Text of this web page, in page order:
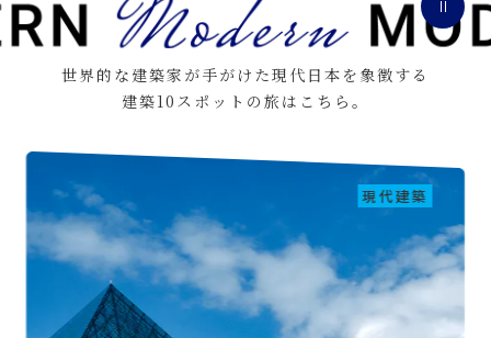
世界的な建築家が手がけた現代日本を象徴する
建築10スポットの旅はこちら。
現代建築